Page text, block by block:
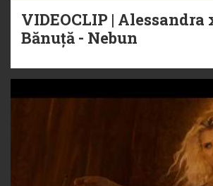
VIDEOCLIP |
Bănuță - Nebun